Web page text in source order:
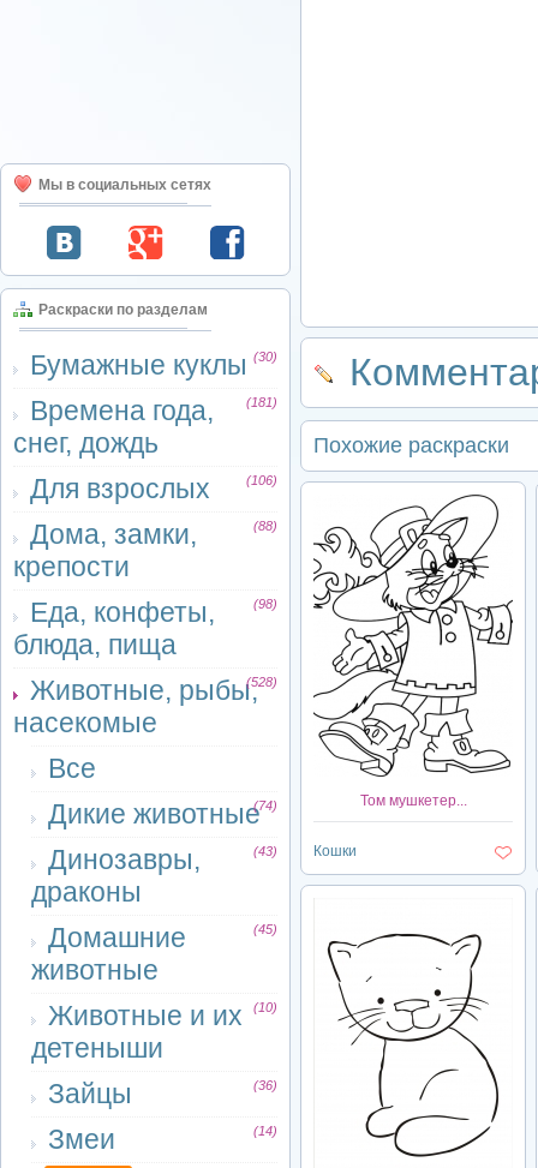
Мы в социальных сетях
Раскраски по разделам
Бумажные куклы (30)
Времена года,
снег, дождь
(181)
Для взрослых (106)
Дома, замки,
крепости
(88)
Еда, конфеты,
блюда, пища
(98)
Животные, рыбы,
насекомые
(528)
Все
Дикие животные(74)
Динозавры,
драконы
(43)
Домашние
животные
(45)
Животные и их
детеныши
(10)
Зайцы (36)
Змеи (14)
Похожие раскраски
Том мушкетер...
Кошки